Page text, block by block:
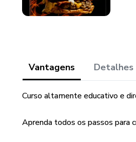
Vantagens Detalhes
Curso altamente educativo e
Aprenda todos os passos para